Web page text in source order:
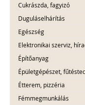
Cukrászda, fagyizó
Duguláselhárítás
Egészség
Elektronikai szerviz,
Építőanyag
Épületgépészet,
Étterem, pizzéria
Fémmegmunkálás